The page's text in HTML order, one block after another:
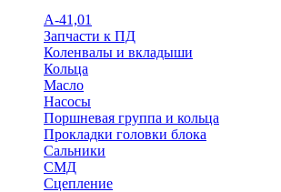
А-41,01
Запчасти к ПД
Коленвалы и вкладыши
Кольца
Масло
Насосы
Поршневая группа и кольца
Прокладки головки блока
Сальники
СМД
Сцепление